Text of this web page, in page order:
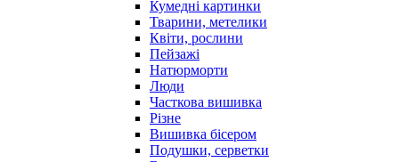
Кумедні картинки
Тварини, метелики
Квіти, рослини
Пейзажі
Натюрморти
Люди
Часткова вишивка
Різне
Вишивка бісером
Подушки, серветки